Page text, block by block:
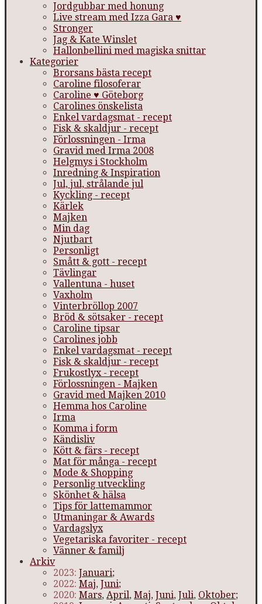
Jordgubbar med honung
Live stream med Izza Gara ♥
Stronger
Jag & Kate Winslet
Hallonbellini med magiska snittar
Kategorier
Brorsans bästa recept
Caroline filosoferar
Caroline ♥ Göteborg
Carolines önskelista
Enkel vardagsmat - recept
Fisk & skaldjur - recept
Förlossningen - Irma
Gravid med Irma 2008
Helgmys i Stockholm
Inredning & Inspiration
Jul, jul, strålande jul
Kyckling - recept
Kärlek
Majken
Min dag
Njutbart
Personligt
Smått & gott - recept
Tävlingar
Vallentuna - huset
Vaxholm
Vinterbröllop 2007
Bröd & sötsaker - recept
Caroline tipsar
Carolines jobb
Enkel vardagsmat - recept
Fisk & skaldjur - recept
Frukostlyx - recept
Förlossningen - Majken
Gravid med Majken 2010
Hemma hos Caroline
Irma
Komma i form
Kändisliv
Kött & färs - recept
Mat för många - recept
Mode & Shopping
Personlig utveckling
Skönhet & hälsa
Tips för lattemammor
Utmaningar & Awards
Vardagslyx
Vegetariska favoriter - recept
Vänner & familj
Arkiv
2023: Januari;
2022: Maj, Juni;
2020: Mars, April, Maj, Juni, Juli, Oktober;